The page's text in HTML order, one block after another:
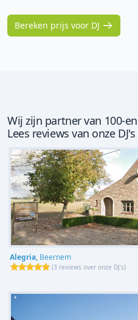
Bereken prijs voor DJ
Wij zijn partner van 100-
Lees reviews van onze
Alegria, Beernem
(3 reviews over onze DJ's)